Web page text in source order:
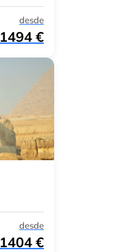
desde
1494 €
desde
1404 €